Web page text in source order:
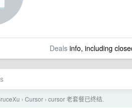
Dealsinfo, including
› Cursor › cursor 老套餐已终结.